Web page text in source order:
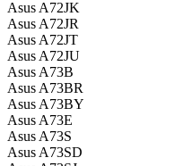
Asus A72JK
Asus A72JR
Asus A72JT
Asus A72JU
Asus A73B
Asus A73BR
Asus A73BY
Asus A73E
Asus A73S
Asus A73SD